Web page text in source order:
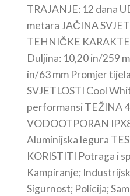
TRAJANJE: 12 dana
metara JAČINA
TEHNIČKE
Duljina: 10,20 in/259
in/63 mm Promjer
SVJETLOSTI Cool
performansi TEŽINA
VODOOTPORAN
Aluminijska legura
KORISTITI Potraga i
Kampiranje;
Sigurnost; Policija;